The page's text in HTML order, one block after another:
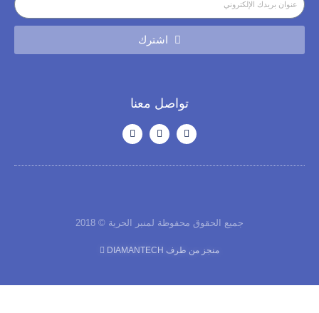
اشترك
تواصل معنا
جميع الحقوق محفوظة لمنبر الحرية © 2018
منجز من طرف DIAMANTECH